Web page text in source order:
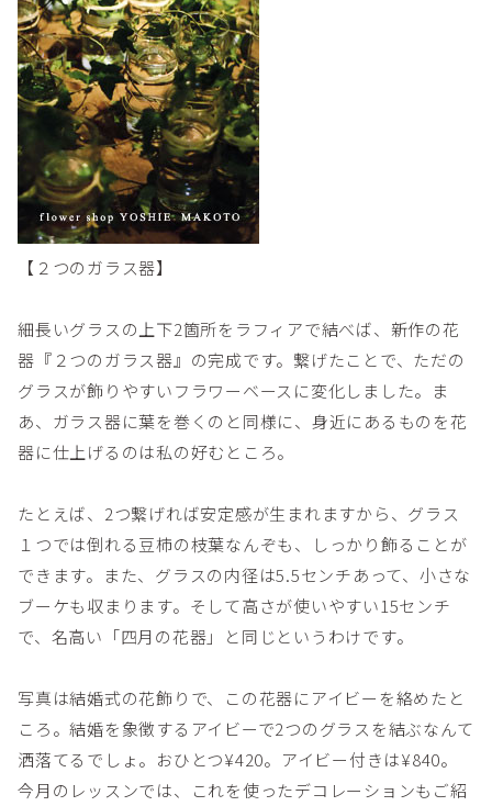
【２つのガラス器】
細長いグラスの上下2箇所をラフィアで結べば、新作の花
器『２つのガラス器』の完成です。繋げたことで、ただの
グラスが飾りやすいフラワーベースに変化しました。ま
あ、ガラス器に葉を巻くのと同様に、身近にあるものを花
器に仕上げるのは私の好むところ。
たとえば、2つ繋げれば安定感が生まれますから、グラス
１つでは倒れる豆柿の枝葉なんぞも、しっかり飾ることが
できます。また、グラスの内径は5.5センチあって、小さな
ブーケも収まります。そして高さが使いやすい15センチ
で、名高い「四月の花器」と同じというわけです。
写真は結婚式の花飾りで、この花器にアイビーを絡めたと
ころ。結婚を象徴するアイビーで2つのグラスを結ぶなんて
洒落てるでしょ。おひとつ¥420。アイビー付きは¥840。
今月のレッスンでは、これを使ったデコレーションもご紹